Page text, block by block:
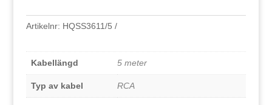
Artikelnr: HQSS3611/5
Kabellängd 5 meter
Typ av kabel RCA